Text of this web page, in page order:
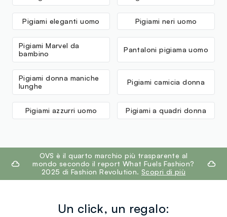
Pigiami eleganti uomo Pigiami neri uomo
Pigiami Marvel da
bambino
Pantaloni pigiama uomo
Pigiami donna maniche
lunghe
Pigiami camicia donna
Pigiami azzurri uomo Pigiami a quadri donna
footer.ariatitleOVS è il quarto marchio più trasparente al
mondo secondo il report What Fuels Fashion?
2025 di Fashion Revolution. Scopri di più
Un click, un regalo: